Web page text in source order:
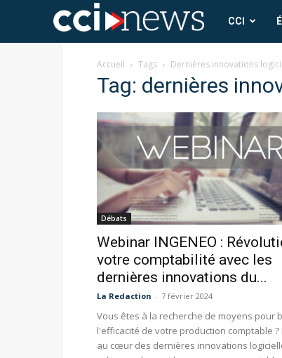
CCI
News
CCI
Accueil Tags Dernières innovations
Tag: dernières
Débats
Webinar INGENEO :
votre comptabilité avec les
dernières innovations du...
La Redaction - 7 février 2024
Vous êtes à la recherche de moyens pour
l'efficacité de votre production comptable ?
au cœur des dernières innovations